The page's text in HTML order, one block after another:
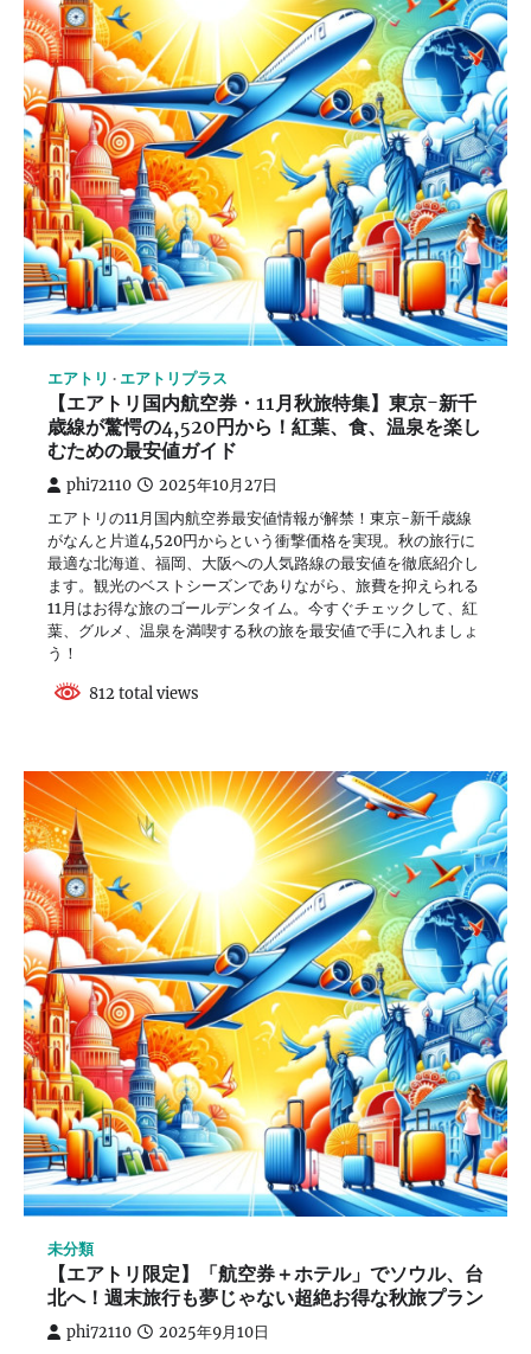
エアトリ エアトリプラス
【エアトリ国内航空券・11月秋旅特集】東京-新千
歳線が驚愕の4,520円から！紅葉、食、温泉を楽し
むための最安値ガイド
phi72110 2025年10月27日
エアトリの11月国内航空券最安値情報が解禁！東京-新千歳線
がなんと片道4,520円からという衝撃価格を実現。秋の旅行に
最適な北海道、福岡、大阪への人気路線の最安値を徹底紹介し
ます。観光のベストシーズンでありながら、旅費を抑えられる
11月はお得な旅のゴールデンタイム。今すぐチェックして、紅
葉、グルメ、温泉を満喫する秋の旅を最安値で手に入れましょ
う！
812 total views
未分類
【エアトリ限定】「航空券＋ホテル」でソウル、台
北へ！週末旅行も夢じゃない超絶お得な秋旅プラン
phi72110 2025年9月10日